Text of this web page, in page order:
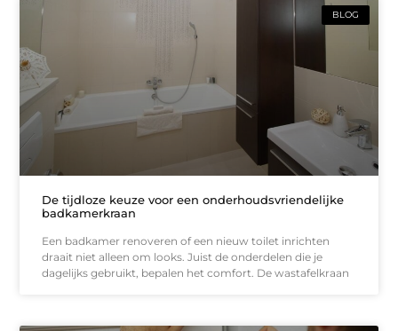
BLOG
De tijdloze keuze voor een onderhoudsvriendelijke
badkamerkraan
Een badkamer renoveren of een nieuw toilet inrichten
draait niet alleen om looks. Juist de onderdelen die je
dagelijks gebruikt, bepalen het comfort. De wastafelkraan